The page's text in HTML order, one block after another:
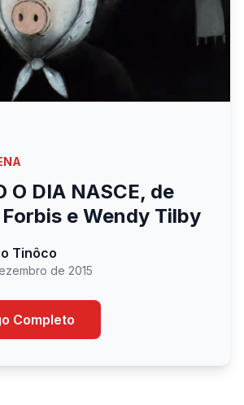
O DIA NASCE, de
e Wendy Tilby
Tinôco
de 2015
Completo